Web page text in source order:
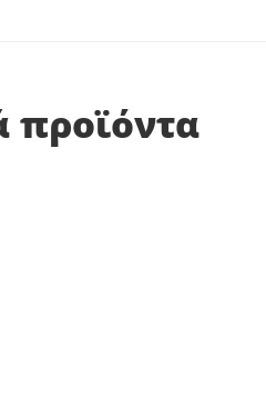
προϊόντα